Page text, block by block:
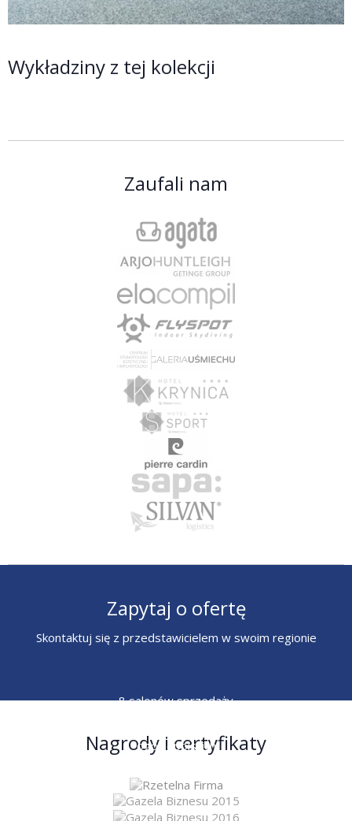
Wykładziny z tej kolekcji
Zaufali nam
Zapytaj o ofertę
Skontaktuj się z przedstawicielem w swoim regionie
8 salonów sprzedaży
ogólnopolskich
Nagrody i certyfikaty